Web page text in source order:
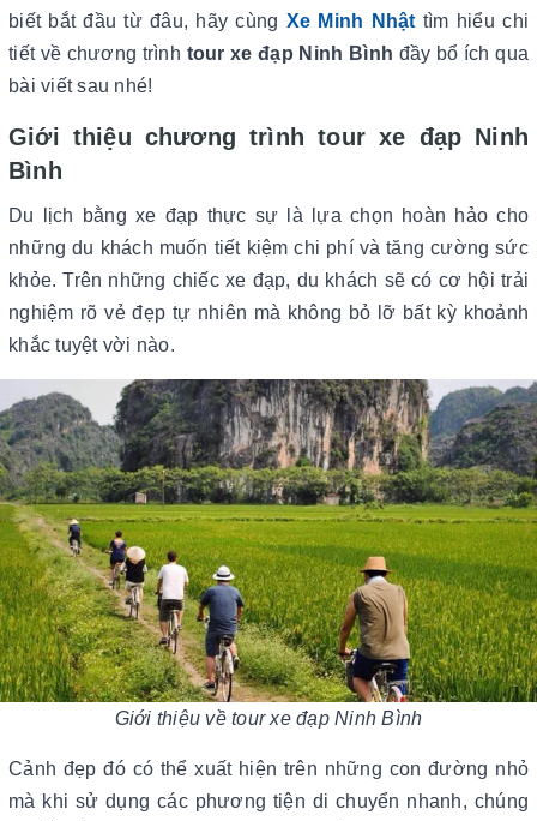
biết bắt đầu từ đâu, hãy cùng Xe Minh Nhật tìm hiểu chi
tiết về chương trình tour xe đạp Ninh Bình đầy bổ ích qua
bài viết sau nhé!
Giới thiệu chương trình tour xe đạp Ninh
Bình
Du lịch bằng xe đạp thực sự là lựa chọn hoàn hảo cho
những du khách muốn tiết kiệm chi phí và tăng cường sức
khỏe. Trên những chiếc xe đạp, du khách sẽ có cơ hội trải
nghiệm rõ vẻ đẹp tự nhiên mà không bỏ lỡ bất kỳ khoảnh
khắc tuyệt vời nào.
Giới thiệu về tour xe đạp Ninh Bình
Cảnh đẹp đó có thể xuất hiện trên những con đường nhỏ
mà khi sử dụng các phương tiện di chuyển nhanh, chúng